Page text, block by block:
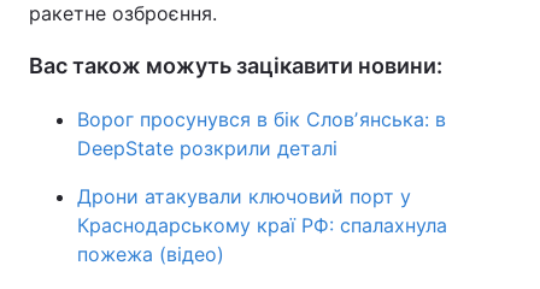
ракетне озброєння.
Вас також можуть зацікавити новини:
Ворог просунувся в бік Словʼянська: в
DeepState розкрили деталі
Дрони атакували ключовий порт у
Краснодарському краї РФ: спалахнула
пожежа (відео)